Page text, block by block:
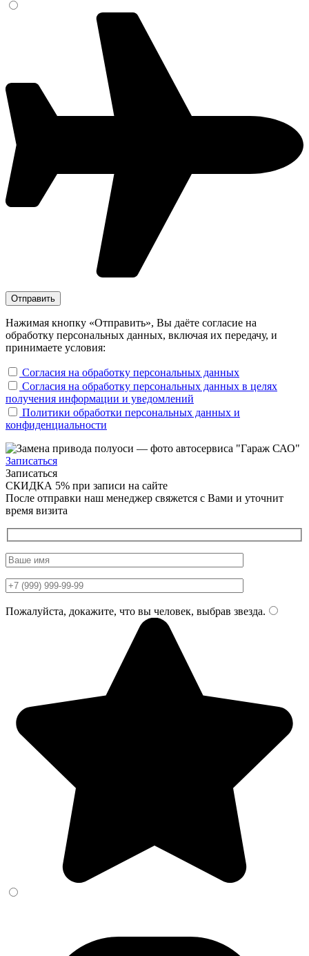
Нажимая кнопку «Отправить», Вы даёте согласие на
обработку персональных данных, включая их передачу, и
принимаете условия:
Согласия на обработку персональных данных
Согласия на обработку персональных данных в целях
получения информации и уведомлений
Политики обработки персональных данных и
конфиденциальности
Записаться
Записаться
СКИДКА 5% при записи на сайте
После отправки наш менеджер свяжется с Вами и уточнит
время визита
Пожалуйста, докажите, что вы человек, выбрав звезда.